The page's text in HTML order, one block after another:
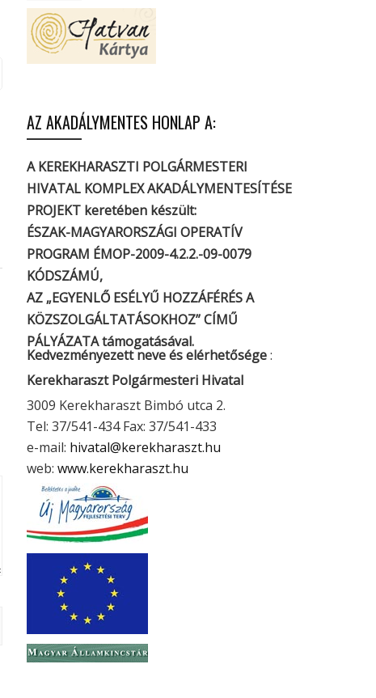
AZ AKADÁLYMENTES HONLAP A:
A KEREKHARASZTI POLGÁRMESTERI
HIVATAL KOMPLEX AKADÁLYMENTESÍTÉSE
PROJEKT keretében készült:
ÉSZAK-MAGYARORSZÁGI OPERATÍV
PROGRAM ÉMOP-2009-4.2.2.-09-0079
KÓDSZÁMÚ,
AZ „EGYENLŐ ESÉLYŰ HOZZÁFÉRÉS A
KÖZSZOLGÁLTATÁSOKHOZ” CÍMŰ
PÁLYÁZATA támogatásával.
Kedvezményezett neve és elérhetősége:
Kerekharaszt Polgármesteri Hivatal
3009 Kerekharaszt Bimbó utca 2.
Tel: 37/541-434 Fax: 37/541-433
e-mail: hivatal@kerekharaszt.hu
web: www.kerekharaszt.hu